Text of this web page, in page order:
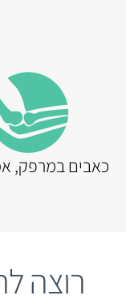
כאבים במרפק,
רוצה